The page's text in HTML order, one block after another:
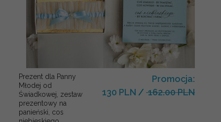
Prezent dla Panny
Młodej od
Świadkowej, zestaw
prezentowy na
panieński, cos
Promocja:
130 PLN / 162.00 PLN